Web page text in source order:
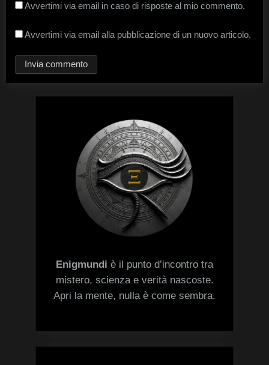
Avvertimi via email in caso di risposte al mio commento.
Avvertimi via email alla pubblicazione di un nuovo articolo.
Enigmundi è il punto d’incontro tra
mistero, scienza e verità nascoste.
Apri la mente, nulla è come sembra.